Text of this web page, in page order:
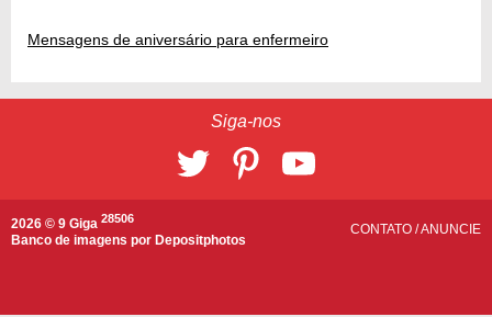
Mensagens de aniversário para enfermeiro
Siga-nos
2026 © 9 Giga 28506
Banco de imagens por Depositphotos
CONTATO /ANUNCIE